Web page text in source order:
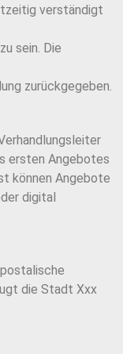
verständigt
sein. Die
zurückgegeben.
ersten Angebotes
können Angebote
digital
die Stadt Xxx